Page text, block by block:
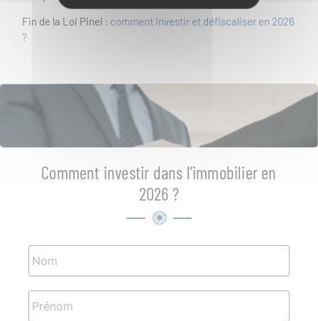
Fin de la Loi Pinel : comment investir et défiscaliser en 2026
?
Comment investir dans l’immobilier en
2026 ?
Nom *